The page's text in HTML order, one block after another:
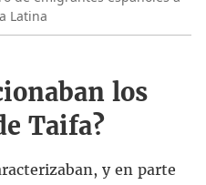
Latina
los
Taifa?
y en parte